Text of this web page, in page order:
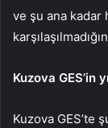
ve şu ana
Kuzova GES’in
Kuzova GES’te